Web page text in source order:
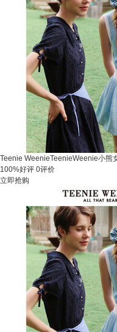
Teenie WeenieTeenieWeenie小熊
100%好评 0评价
立即抢购